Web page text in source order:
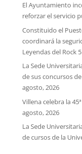
El Ayuntamiento
reforzar el servicio
Constituido el
coordinará la
Leyendas del Rock
La Sede
de sus concursos
agosto, 2026
Villena celebra la
agosto, 2026
La Sede
de cursos de la